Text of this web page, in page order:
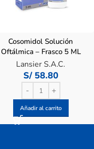
Cosomidol Solución
Oftálmica – Frasco 5 ML
Lansier S.A.C.
S/58.80
Añadir al carrito